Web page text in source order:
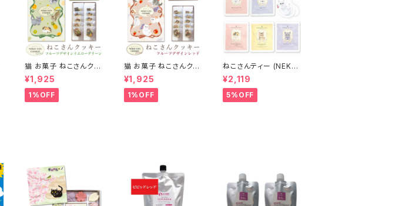
猫 お菓子 ねこさんクッ
キー ( 10枚入 ) フルー
ツデザインVer イエロ
ーグリーン
¥1,925
1%OFF
猫 お菓子 ねこさんクッ
キー ( 10枚入 ) フルー
ツデザインVer レッド
¥1,925
1%OFF
ねこさんティー (NEKO
SAN-TEA) ペルシャ
(青いジャスミンティー)
& ブリティッシュショー
トヘア (アールグレイ) &
¥2,119
5%OFF